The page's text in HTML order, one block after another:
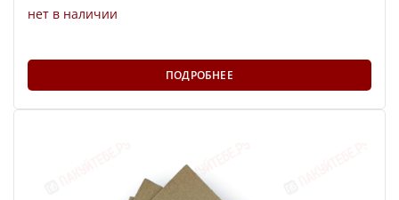
нет в наличии
ПОДРОБНЕЕ